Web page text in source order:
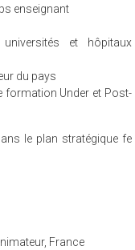
enseignant
et hôpitaux
du pays
formation Under et Post-
le plan stratégique fe
France